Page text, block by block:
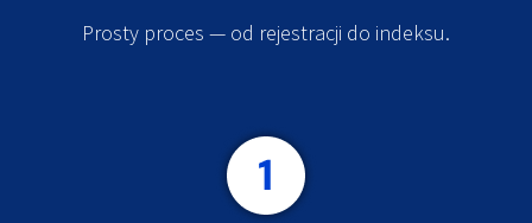
Prosty proces — od rejestracji do indeksu.